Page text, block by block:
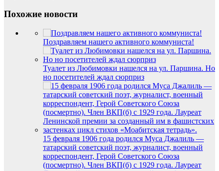
Похожие новости
Поздравляем нашего активного коммуниста!
Туалет из Любимовки нашелся на ул. Паршина. Но
но посетителей ждал сюрприз
15 февраля 1906 года родился Муса Джалиль —
татарский советский поэт, журналист, военный
корреспондент, Герой Советского Союза
(посмертно). Член ВКП(б) с 1929 года. Лауреат